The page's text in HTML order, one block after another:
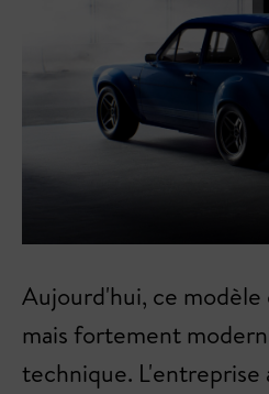
Aujourd'hui, ce
mais fortement
technique. L'entreprise